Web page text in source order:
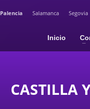
Palencia Salamanca Segovia
Inicio
CASTILLA